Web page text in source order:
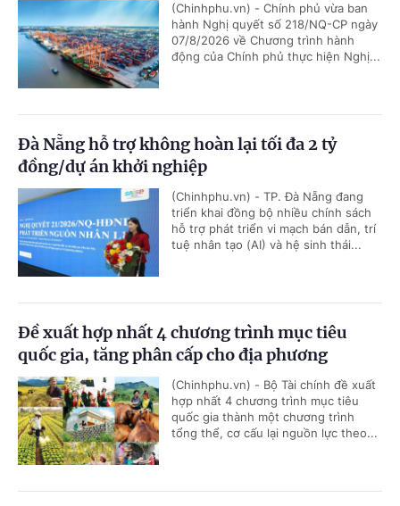
(Chinhphu.vn) - Chính phủ vừa ban
hành Nghị quyết số 218/NQ-CP ngày
07/8/2026 về Chương trình hành
động của Chính phủ thực hiện Nghị...
Đà Nẵng hỗ trợ không hoàn lại tối đa 2 tỷ
đồng/dự án khởi nghiệp
(Chinhphu.vn) - TP. Đà Nẵng đang
triển khai đồng bộ nhiều chính sách
hỗ trợ phát triển vi mạch bán dẫn, trí
tuệ nhân tạo (AI) và hệ sinh thái...
Đề xuất hợp nhất 4 chương trình mục tiêu
quốc gia, tăng phân cấp cho địa phương
(Chinhphu.vn) - Bộ Tài chính đề xuất
hợp nhất 4 chương trình mục tiêu
quốc gia thành một chương trình
tổng thể, cơ cấu lại nguồn lực theo...